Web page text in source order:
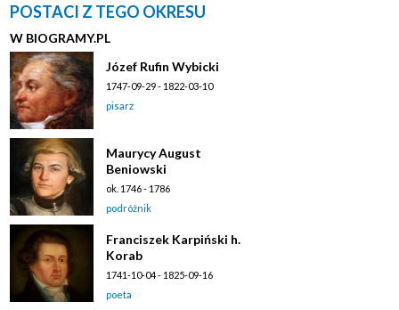
POSTACI Z TEGO OKRESU
W BIOGRAMY.PL
Józef Rufin Wybicki
1747-09-29 - 1822-03-10
pisarz
Maurycy August
Beniowski
ok. 1746 - 1786
podróżnik
Franciszek Karpiński h.
Korab
1741-10-04 - 1825-09-16
poeta